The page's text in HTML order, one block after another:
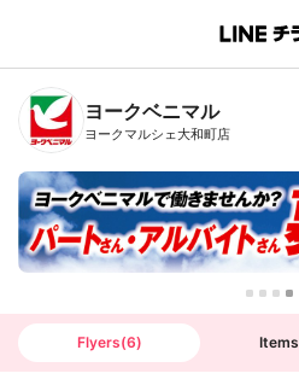
B
n
T
ヨークベニマル
ヨークマルシェ大和町店
Flyers(6) Items